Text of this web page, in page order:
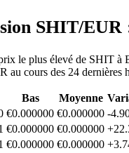
SHIT/
le plus élevé de SHIT à
cours des 24 dernières
Bas Moyenne
€0.000000 €0.000000 -
€0.000000 €0.000000
€0.000000 €0.000000